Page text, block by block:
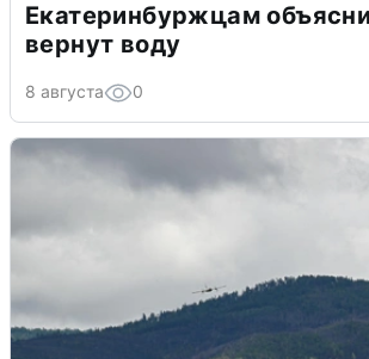
Екатеринбуржцам
вернут воду
8 августа 0